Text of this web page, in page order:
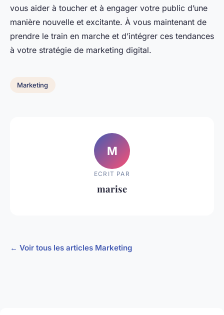
vous aider à toucher et à engager votre public d’une
manière nouvelle et excitante. À vous maintenant de
prendre le train en marche et d’intégrer ces tendances
à votre stratégie de marketing digital.
Marketing
M
ECRIT PAR
marise
← Voir tous les articles Marketing